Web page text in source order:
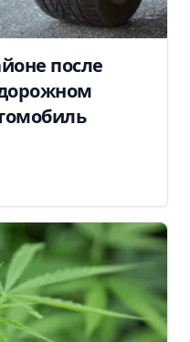
после